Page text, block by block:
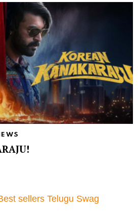
sellers Telugu Swag